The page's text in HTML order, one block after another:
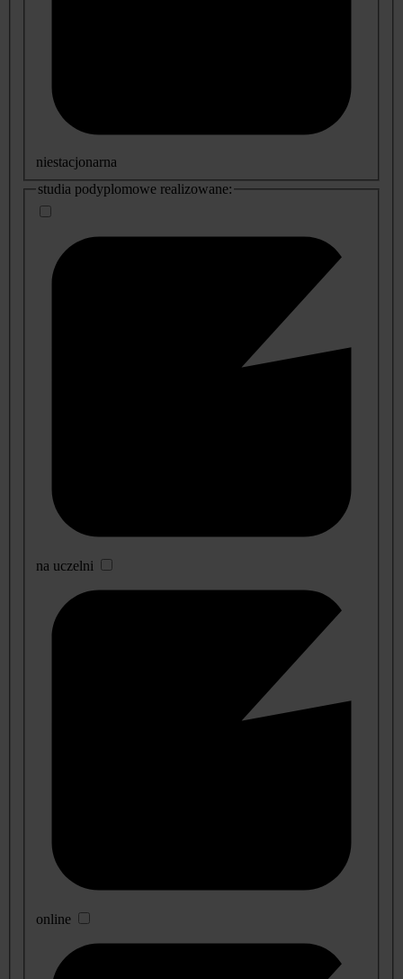
niestacjonarna
studia podyplomowe realizowane:
na uczelni
online